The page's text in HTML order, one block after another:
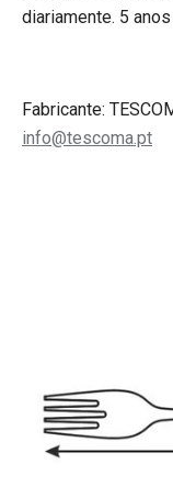
diariamente. 5
Fabricante:
info@tescoma.pt